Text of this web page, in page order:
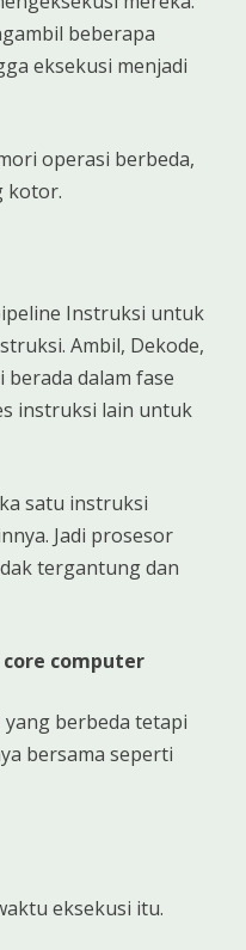
beberapa
eksekusi menjadi
operasi berbeda,
kotor.
Instruksi untuk
Ambil, Dekode,
berada dalam fase
instruksi lain untuk
satu instruksi
Jadi prosesor
tergantung dan
computer
yang berbeda tetapi
bersama seperti
eksekusi itu.